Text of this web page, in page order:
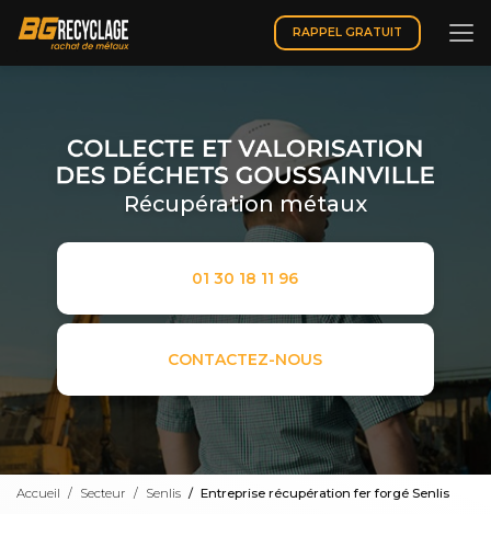
contenu
principal
RAPPEL GRATUIT
Récupération métaux
01 30 18 11 96
CONTACTEZ-NOUS
Accueil Secteur Senlis Entreprise récupération fer forgé Senlis